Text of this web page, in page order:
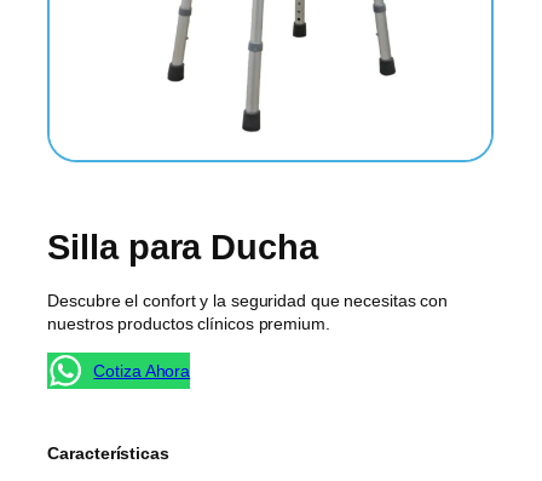
Silla para Ducha
Descubre el confort y la seguridad que necesitas con
nuestros productos clínicos premium.
Cotiza Ahora
Características